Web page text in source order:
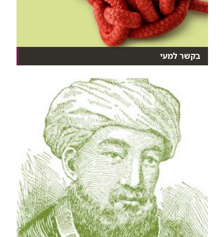
בקשר למעי
במרפאה המשולבת הרב תחומית למחלות מעי דלקתיות